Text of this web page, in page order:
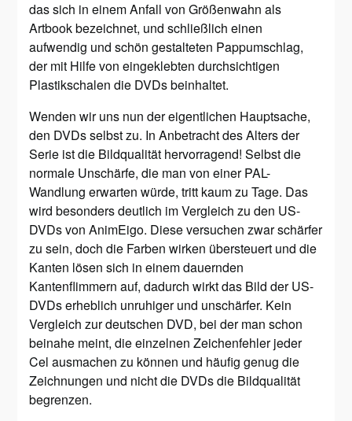
das sich in einem Anfall von Größenwahn als
Artbook bezeichnet, und schließlich einen
aufwendig und schön gestalteten Pappumschlag,
der mit Hilfe von eingeklebten durchsichtigen
Plastikschalen die DVDs beinhaltet.
Wenden wir uns nun der eigentlichen Hauptsache,
den DVDs selbst zu. In Anbetracht des Alters der
Serie ist die Bildqualität hervorragend! Selbst die
normale Unschärfe, die man von einer PAL-
Wandlung erwarten würde, tritt kaum zu Tage. Das
wird besonders deutlich im Vergleich zu den US-
DVDs von AnimEigo. Diese versuchen zwar schärfer
zu sein, doch die Farben wirken übersteuert und die
Kanten lösen sich in einem dauernden
Kantenflimmern auf, dadurch wirkt das Bild der US-
DVDs erheblich unruhiger und unschärfer. Kein
Vergleich zur deutschen DVD, bei der man schon
beinahe meint, die einzelnen Zeichenfehler jeder
Cel ausmachen zu können und häufig genug die
Zeichnungen und nicht die DVDs die Bildqualität
begrenzen.